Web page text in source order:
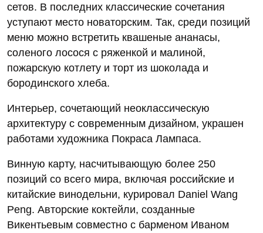
сетов. В последних классические сочетания
уступают место новаторским. Так, среди позиций
меню можно встретить квашеные ананасы,
соленого лосося с ряженкой и малиной,
пожарскую котлету и торт из шоколада и
бородинского хлеба.
Интерьер, сочетающий неоклассическую
архитектуру с современным дизайном, украшен
работами художника Покраса Лампаса.
Винную карту, насчитывающую более 250
позиций со всего мира, включая российские и
китайские винодельни, курировал Daniel Wang
Peng. Авторские коктейли, созданные
Викентьевым совместно с барменом Иваном